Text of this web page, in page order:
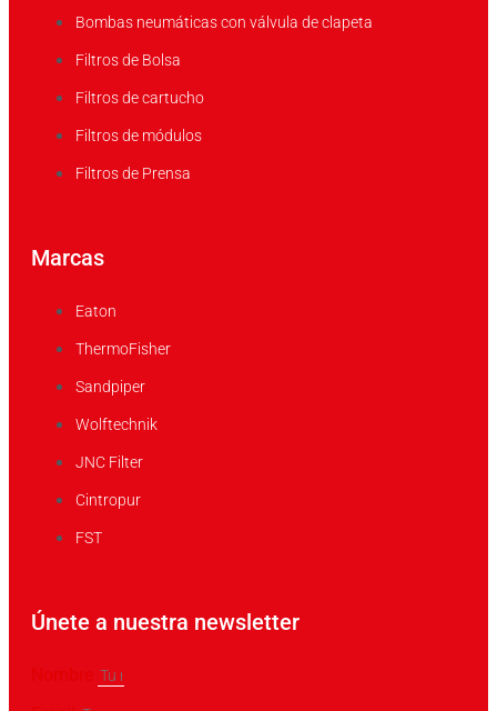
Bombas neumáticas con válvula de clapeta
Filtros de Bolsa
Filtros de cartucho
Filtros de módulos
Filtros de Prensa
Marcas
Eaton
ThermoFisher
Sandpiper
Wolftechnik
JNC Filter
Cintropur
FST
Únete a nuestra newsletter